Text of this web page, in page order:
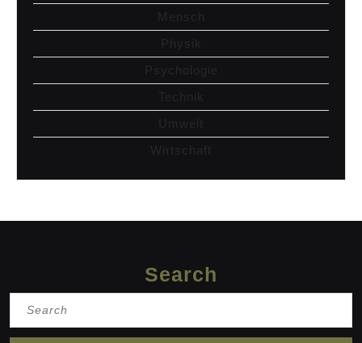
Mensch
Physik
Psychologie
Technik
Umwelt
Wirtschaft
Search